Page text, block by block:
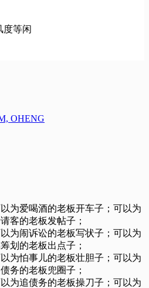
度等闲
OHENG
为爱喝酒的老板开车子；可以为
客的老板发帖子；
为闹诉讼的老板写状子；可以为
划的老板出点子；
为怕事儿的老板壮胆子；可以为
务的老板兜圈子；
为追债务的老板操刀子；可以为